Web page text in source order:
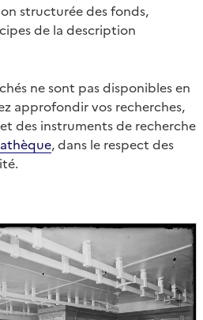
structurée des fonds,
de la description
ne sont pas disponibles en
approfondir vos recherches,
des instruments de recherche
, dans le respect des